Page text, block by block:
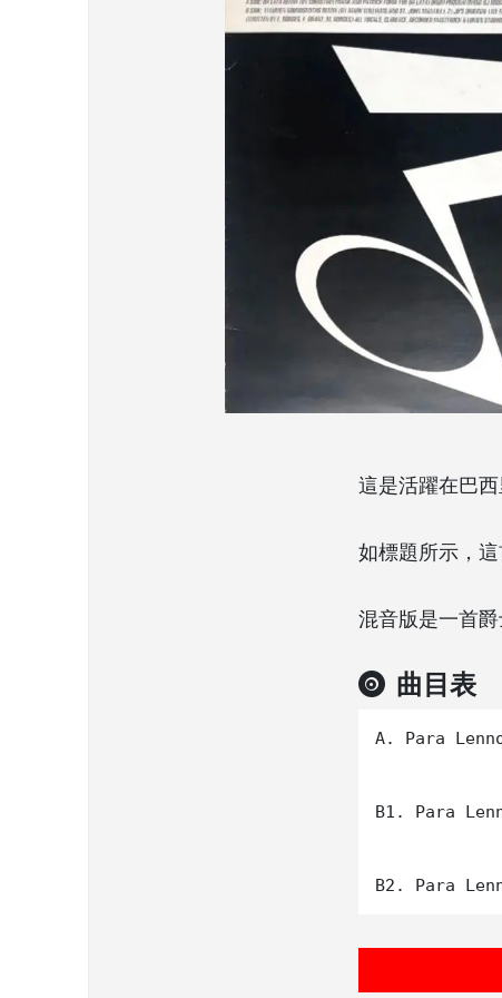
這是活躍在巴西
如標題所示，這
混音版是一首爵
曲目表
A. Para
B1. Para